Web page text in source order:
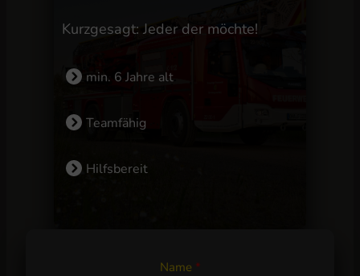
Kurzgesagt: Jeder der möchte!
min. 6 Jahre alt
Teamfähig
Hilfsbereit
Name